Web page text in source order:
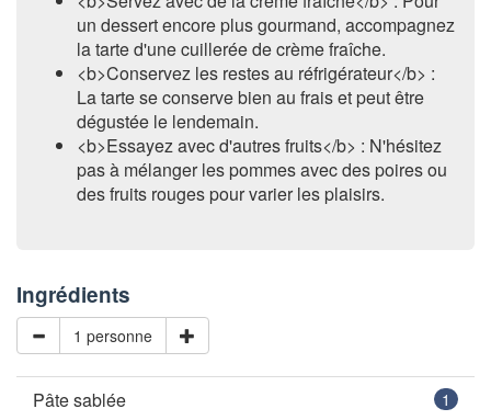
un dessert encore plus gourmand, accompagnez
la tarte d'une cuillerée de crème fraîche.
<b>Conservez les restes au réfrigérateur</b> :
La tarte se conserve bien au frais et peut être
dégustée le lendemain.
<b>Essayez avec d'autres fruits</b> : N'hésitez
pas à mélanger les pommes avec des poires ou
des fruits rouges pour varier les plaisirs.
Ingrédients
1 personne
Pâte sablée 1